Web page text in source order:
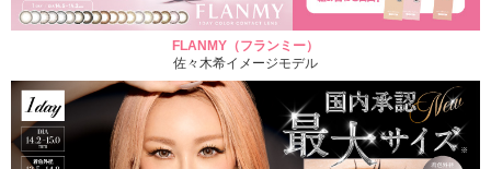
FLANMY（フランミー）
佐々木希イメージモデル